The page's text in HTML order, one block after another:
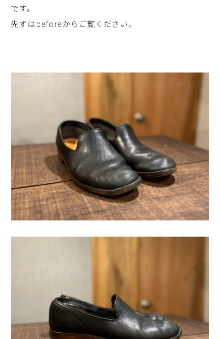
です。
先ずはbeforeからご覧ください。